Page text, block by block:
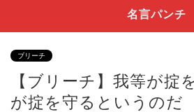
名言パンチ
ブリーチ
【ブリーチ】我等が掟
が掟を守るというのだ